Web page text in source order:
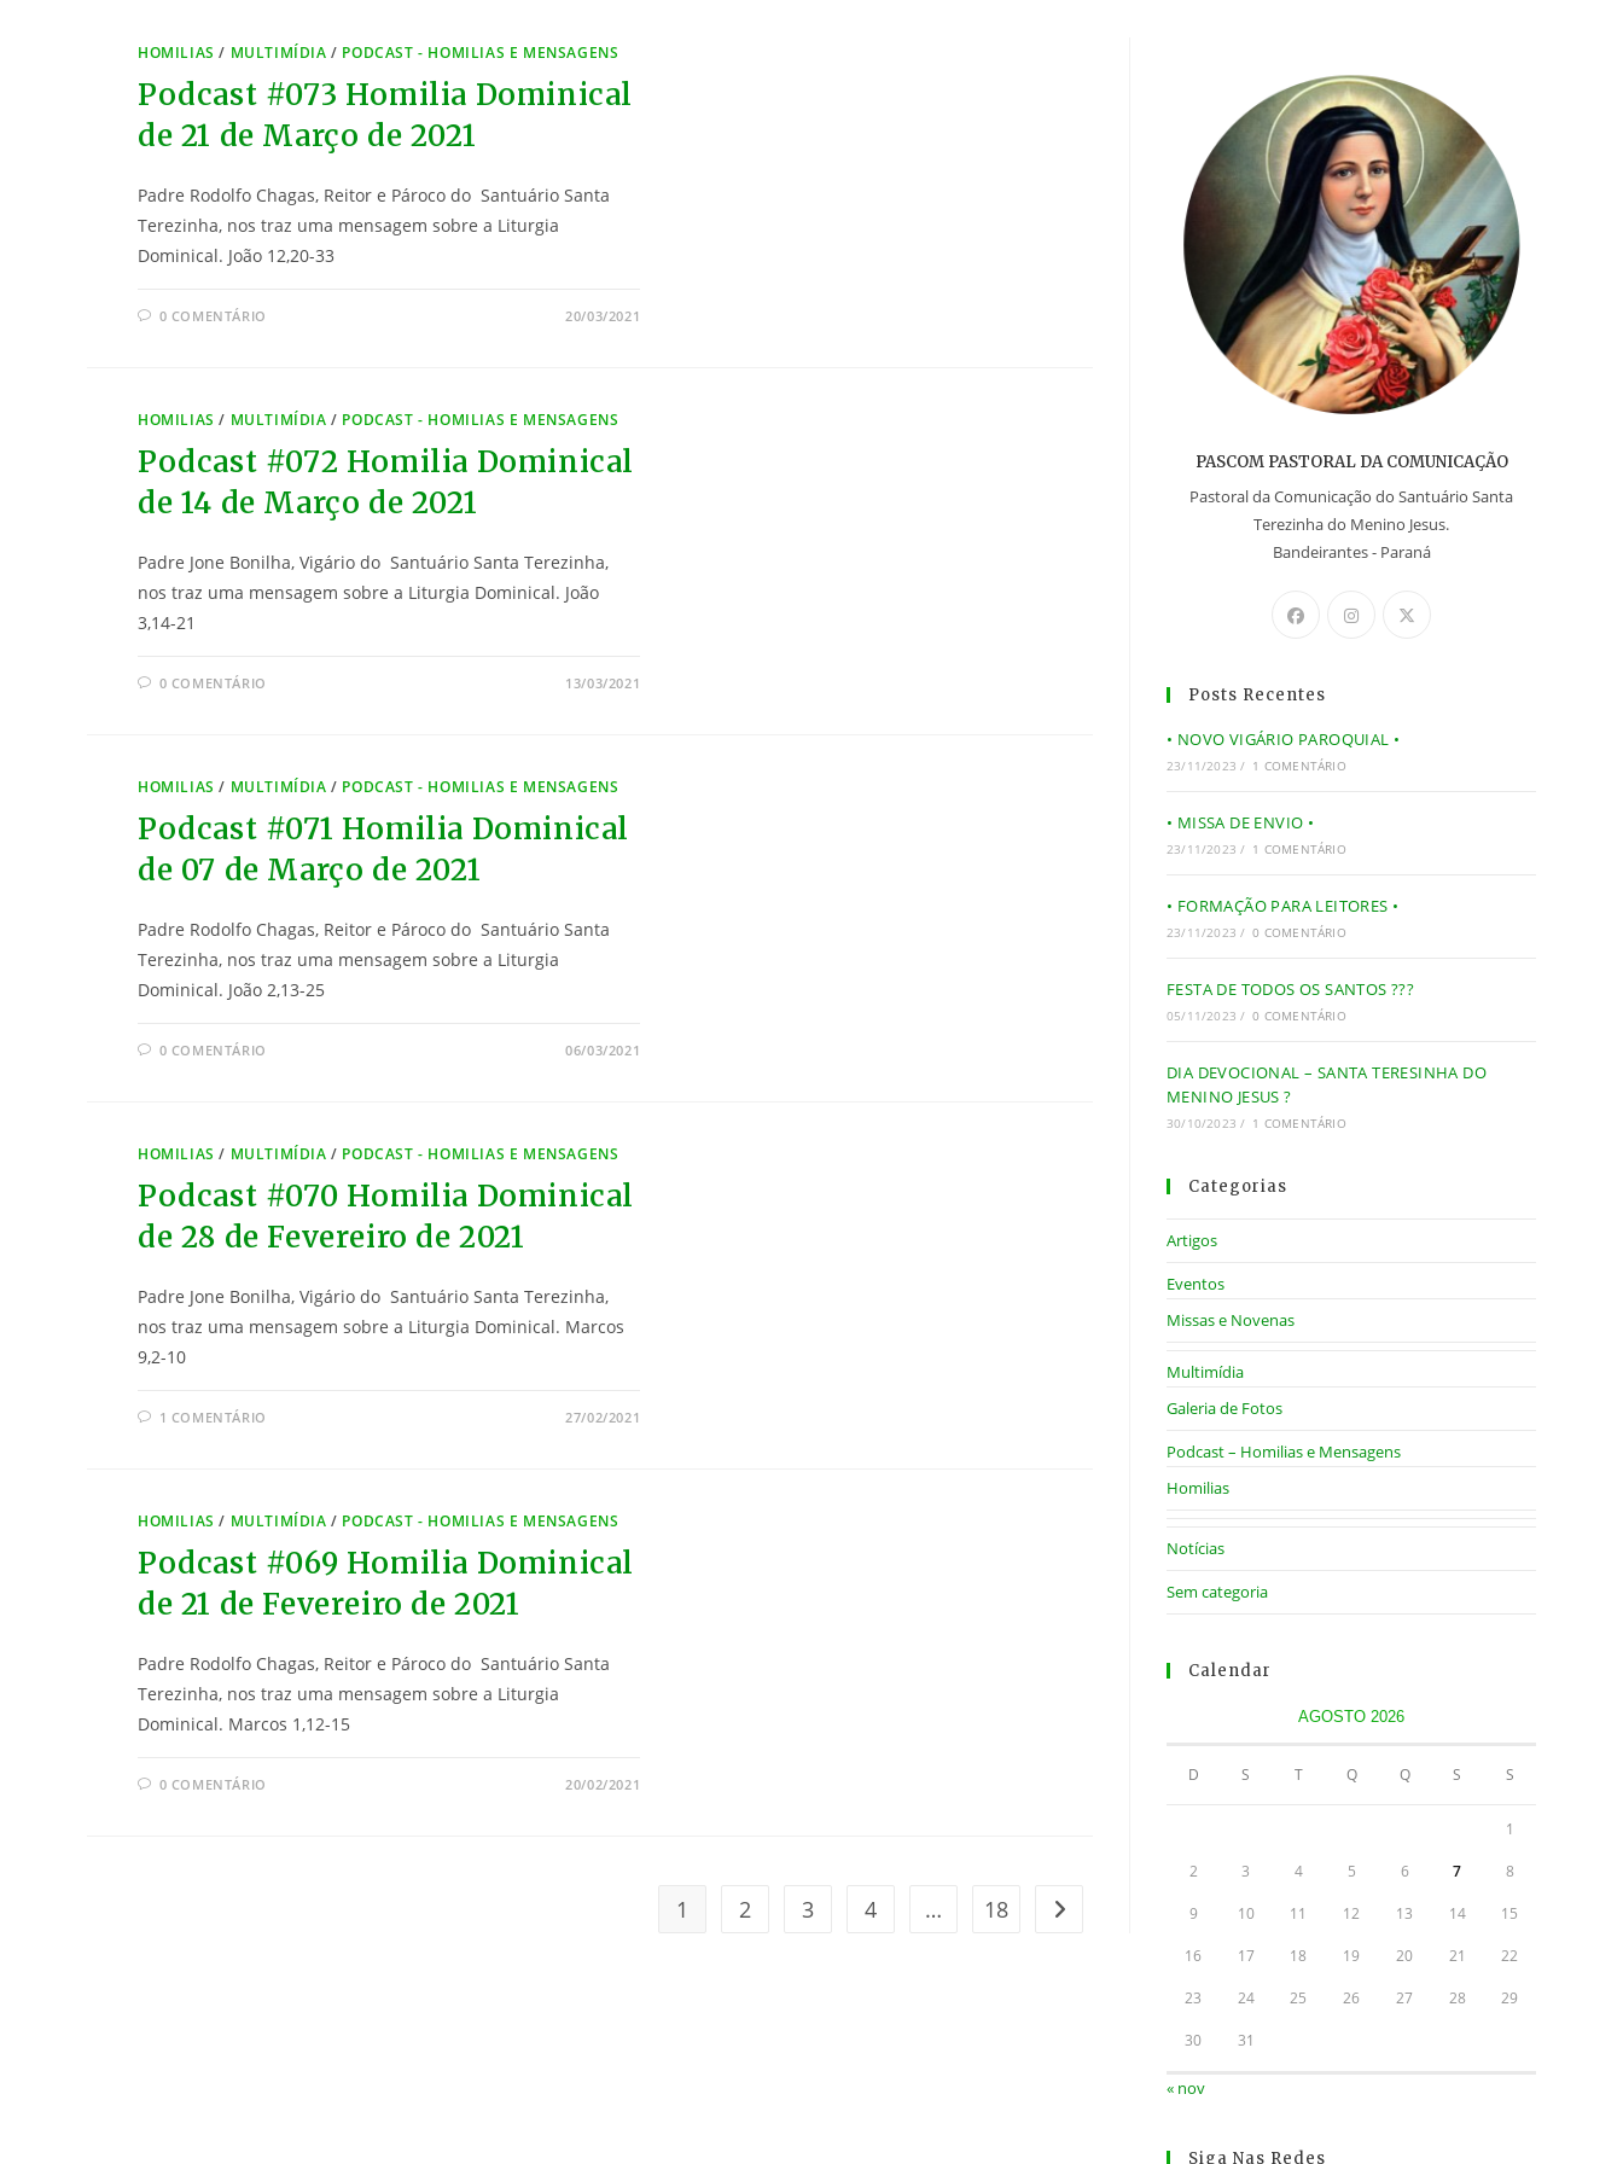
HOMILIAS / MULTIMÍDIA / PODCAST - HOMILIAS E MENSAGENS
Podcast #073 Homilia Dominical
de 21 de Março de 2021
Padre Rodolfo Chagas, Reitor e Pároco do Santuário Santa
Terezinha, nos traz uma mensagem sobre a Liturgia
Dominical. João 12,20-33
0 COMENTÁRIO 20/03/2021
HOMILIAS / MULTIMÍDIA / PODCAST - HOMILIAS E MENSAGENS
Podcast #072 Homilia Dominical
de 14 de Março de 2021
Padre Jone Bonilha, Vigário do Santuário Santa Terezinha,
nos traz uma mensagem sobre a Liturgia Dominical. João
3,14-21
0 COMENTÁRIO 13/03/2021
HOMILIAS / MULTIMÍDIA / PODCAST - HOMILIAS E MENSAGENS
Podcast #071 Homilia Dominical
de 07 de Março de 2021
Padre Rodolfo Chagas, Reitor e Pároco do Santuário Santa
Terezinha, nos traz uma mensagem sobre a Liturgia
Dominical. João 2,13-25
0 COMENTÁRIO 06/03/2021
HOMILIAS / MULTIMÍDIA / PODCAST - HOMILIAS E MENSAGENS
Podcast #070 Homilia Dominical
de 28 de Fevereiro de 2021
Padre Jone Bonilha, Vigário do Santuário Santa Terezinha,
nos traz uma mensagem sobre a Liturgia Dominical. Marcos
9,2-10
1 COMENTÁRIO 27/02/2021
HOMILIAS / MULTIMÍDIA / PODCAST - HOMILIAS E MENSAGENS
Podcast #069 Homilia Dominical
de 21 de Fevereiro de 2021
Padre Rodolfo Chagas, Reitor e Pároco do Santuário Santa
Terezinha, nos traz uma mensagem sobre a Liturgia
Dominical. Marcos 1,12-15
0 COMENTÁRIO 20/02/2021
1 2 3 4 … 18 Ir para a próxima página
PASCOM PASTORAL DA COMUNICAÇÃO
Pastoral da Comunicação do Santuário Santa
Terezinha do Menino Jesus.
Bandeirantes - Paraná
Posts Recentes
• NOVO VIGÁRIO PAROQUIAL •
23/11/2023 / 1 COMENTÁRIO
• MISSA DE ENVIO •
23/11/2023 / 1 COMENTÁRIO
• FORMAÇÃO PARA LEITORES •
23/11/2023 / 0 COMENTÁRIO
FESTA DE TODOS OS SANTOS ???
05/11/2023 / 0 COMENTÁRIO
DIA DEVOCIONAL – SANTA TERESINHA DO
MENINO JESUS ?
30/10/2023 / 1 COMENTÁRIO
Categorias
Artigos
Eventos
Missas e Novenas
Multimídia
Galeria de Fotos
Podcast – Homilias e Mensagens
Homilias
Notícias
Sem categoria
Calendar
AGOSTO 2026
D S T Q Q S S
1
2 3 4 5 6 7 8
9 10 11 12 13 14 15
16 17 18 19 20 21 22
23 24 25 26 27 28 29
30 31
« nov
Siga Nas Redes